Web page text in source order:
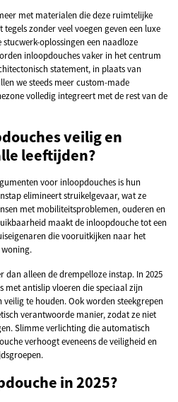
met materialen die deze ruimtelijke
zonder veel voegen geven een luxe
oplossingen een naadloze
inloopdouches vaker in het centrum
statement, in plaats van
we steeds meer custom-made
volledig integreert met de rest van de
veilig en
leeftijden?
voor inloopdouches is hun
elimineert struikelgevaar, wat ze
met mobiliteitsproblemen, ouderen en
maakt de inloopdouche tot een
die vooruitkijken naar het
dan alleen de drempelloze instap. In 2025
met antislip vloeren die speciaal zijn
te houden. Ook worden steekgrepen
verantwoorde manier, zodat ze niet
Slimme verlichting die automatisch
verhoogt eveneens de veiligheid en
in 2025?